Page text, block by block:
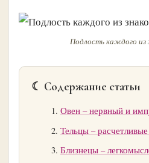
Подлость каждого из
☾ Содержание статьи
Овен – нервный и
Тельцы –
Близнецы –